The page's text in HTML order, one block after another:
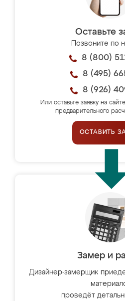
Оставьте
Позвоните по
8 (800)
8 (495)
8 (926)
Или оставьте заявку на
предварительного
ОСТАВИТЬ
Замер и
Дизайнер-замерщик
проведёт